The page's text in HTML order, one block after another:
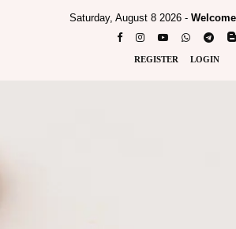
Saturday, August 8 2026 -
REGISTER LOGIN